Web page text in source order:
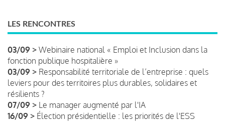
LES RENCONTRES
03/09 > Webinaire national « Emploi et Inclusion dans la
fonction publique hospitalière »
03/09 > Responsabilité territoriale de l’entreprise : quels
leviers pour des territoires plus durables, solidaires et
résilients ?
07/09 > Le manager augmenté par l'IA
16/09 > Élection présidentielle : les priorités de l'ESS